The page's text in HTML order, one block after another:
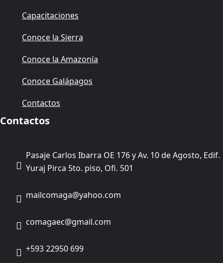
Capacitaciones
Conoce la Sierra
Conoce la Amazonía
Conoce Galápagos
Contactos
Contactos
Pasaje Carlos Ibarra OE 176 y Av. 10 de Agosto, Edif.
Yuraj Pirca 5to. piso, Ofi. 501
mailcomaga@yahoo.com
comagaec@gmail.com
+593 22950 699